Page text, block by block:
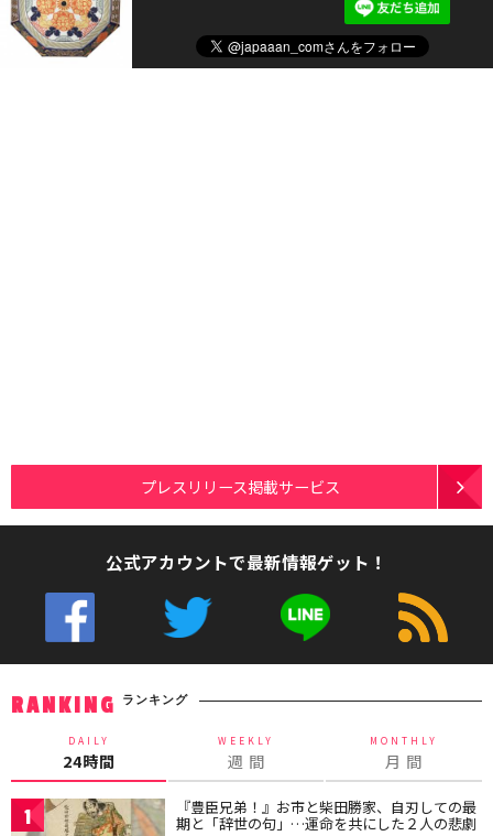
プレスリリース掲載サービス
公式アカウントで最新情報ゲット！
RANKING ランキング
DAILY
24時間
WEEKLY
週 間
MONTHLY
月 間
1 『豊臣兄弟！』お市と柴田勝家、自刃しての最
期と「辞世の句」…運命を共にした２人の悲劇